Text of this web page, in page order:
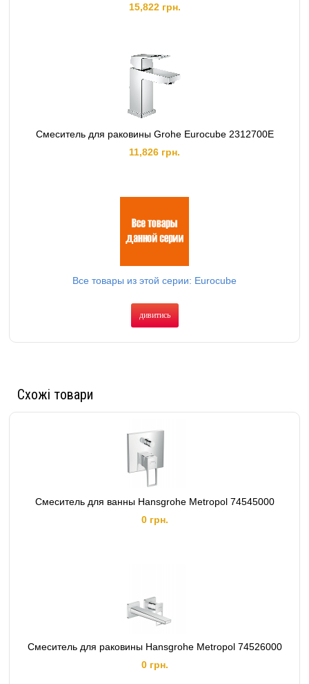
15,822 грн.
Смеситель для раковины Grohe Eurocube 2312700E
11,826 грн.
Все товары из этой серии: Eurocube
дивитись
Схожі товари
Смеситель для ванны Hansgrohe Metropol 74545000
0 грн.
Смеситель для раковины Hansgrohe Metropol 74526000
0 грн.